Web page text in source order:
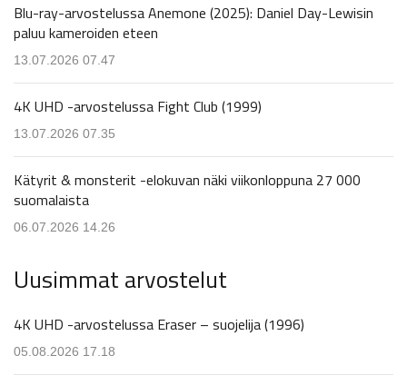
Blu-ray-arvostelussa Anemone (2025): Daniel Day-Lewisin
paluu kameroiden eteen
13.07.2026 07.47
4K UHD -arvostelussa Fight Club (1999)
13.07.2026 07.35
Kätyrit & monsterit -elokuvan näki viikonloppuna 27 000
suomalaista
06.07.2026 14.26
Uusimmat arvostelut
4K UHD -arvostelussa Eraser – suojelija (1996)
05.08.2026 17.18